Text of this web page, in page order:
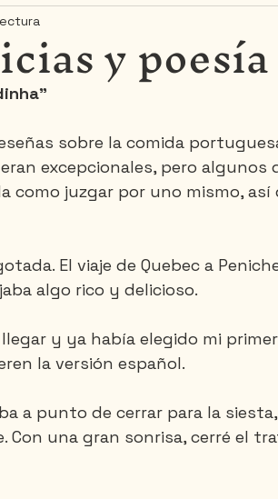
Unidenses
Tailandia Vietnam
y poesía
sobre la comida
excepcionales, pero algunos
como juzgar por uno mismo,
El viaje de Quebec a
algo rico y delicioso.
y ya había elegido mi
la versión español.
a punto de cerrar para la
Con una gran sonrisa, cerré el